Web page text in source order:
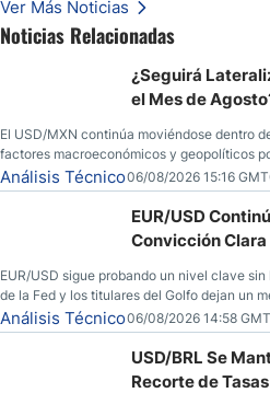
Ver Más Noticias
Noticias Relacionadas
¿Seguirá
el Mes de
El USD/MXN continúa moviéndose dentro
factores macroeconómicos y geopolíticos
dominado al mercado en las últimas
Análisis Técnico06/08/2026 15:16
EUR/USD
Convicción Clara
EUR/USD sigue probando un nivel clave
de la Fed y los titulares del Golfo dejan un
convicción real.
Análisis Técnico06/08/2026 14:58
USD/BRL Se
Recorte de